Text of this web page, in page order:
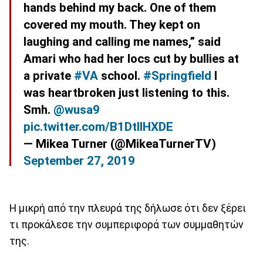
hands behind my back. One of them
covered my mouth. They kept on
laughing and calling me names,” said
Amari who had her locs cut by bullies at
a private #VA school. #Springfield I
was heartbroken just listening to this.
Smh. @wusa9
pic.twitter.com/B1DtIlHXDE
— Mikea Turner (@MikeaTurnerTV)
September 27, 2019
Η μικρή από την πλευρά της δήλωσε ότι δεν ξέρει
τι προκάλεσε την συμπεριφορά των συμμαθητών
της.